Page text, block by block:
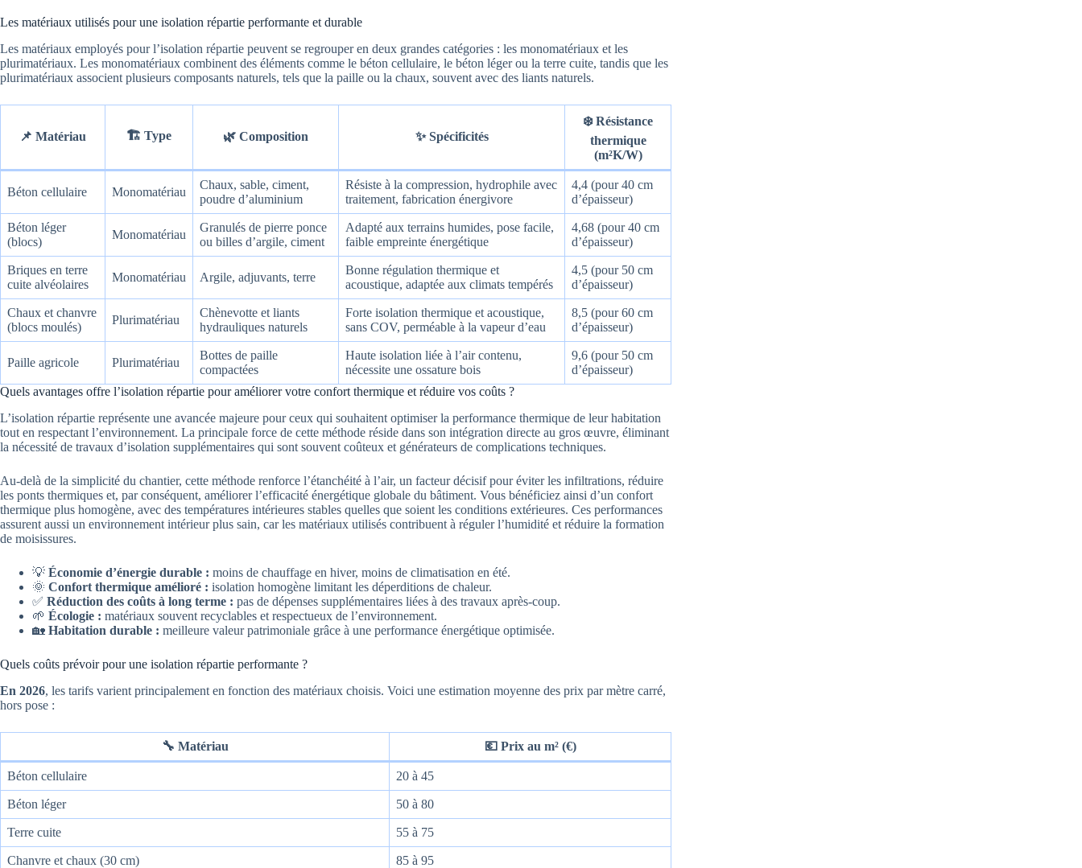
Les matériaux utilisés pour une isolation répartie performante et durable
Les matériaux employés pour l’isolation répartie peuvent se regrouper en deux grandes catégories : les monomatériaux et les
plurimatériaux. Les monomatériaux combinent des éléments comme le béton cellulaire, le béton léger ou la terre cuite, tandis que les
plurimatériaux associent plusieurs composants naturels, tels que la paille ou la chaux, souvent avec des liants naturels.
📌 Matériau 🏗️ Type 🌿 Composition ✨ Spécificités
❄️ Résistance
thermique
(m²K/W)
Béton cellulaire Monomatériau
Chaux, sable, ciment,
poudre d’aluminium
Résiste à la compression, hydrophile avec
traitement, fabrication énergivore
4,4 (pour 40 cm
d’épaisseur)
Béton léger
(blocs)
Monomatériau
Granulés de pierre ponce
ou billes d’argile, ciment
Adapté aux terrains humides, pose facile,
faible empreinte énergétique
4,68 (pour 40 cm
d’épaisseur)
Briques en terre
cuite alvéolaires
Monomatériau Argile, adjuvants, terre
Bonne régulation thermique et
acoustique, adaptée aux climats tempérés
4,5 (pour 50 cm
d’épaisseur)
Chaux et chanvre
(blocs moulés)
Plurimatériau
Chènevotte et liants
hydrauliques naturels
Forte isolation thermique et acoustique,
sans COV, perméable à la vapeur d’eau
8,5 (pour 60 cm
d’épaisseur)
Paille agricole Plurimatériau
Bottes de paille
compactées
Haute isolation liée à l’air contenu,
nécessite une ossature bois
9,6 (pour 50 cm
d’épaisseur)
Quels avantages offre l’isolation répartie pour améliorer votre confort thermique et réduire vos coûts ?
L’isolation répartie représente une avancée majeure pour ceux qui souhaitent optimiser la performance thermique de leur habitation
tout en respectant l’environnement. La principale force de cette méthode réside dans son intégration directe au gros œuvre, éliminant
la nécessité de travaux d’isolation supplémentaires qui sont souvent coûteux et générateurs de complications techniques.
Au-delà de la simplicité du chantier, cette méthode renforce l’étanchéité à l’air, un facteur décisif pour éviter les infiltrations, réduire
les ponts thermiques et, par conséquent, améliorer l’efficacité énergétique globale du bâtiment. Vous bénéficiez ainsi d’un confort
thermique plus homogène, avec des températures intérieures stables quelles que soient les conditions extérieures. Ces performances
assurent aussi un environnement intérieur plus sain, car les matériaux utilisés contribuent à réguler l’humidité et réduire la formation
de moisissures.
💡 Économie d’énergie durable : moins de chauffage en hiver, moins de climatisation en été.
🌞 Confort thermique amélioré : isolation homogène limitant les déperditions de chaleur.
✅ Réduction des coûts à long terme : pas de dépenses supplémentaires liées à des travaux après-coup.
🌱 Écologie : matériaux souvent recyclables et respectueux de l’environnement.
🏡 Habitation durable : meilleure valeur patrimoniale grâce à une performance énergétique optimisée.
Quels coûts prévoir pour une isolation répartie performante ?
En 2026, les tarifs varient principalement en fonction des matériaux choisis. Voici une estimation moyenne des prix par mètre carré,
hors pose :
🔧 Matériau 💶 Prix au m² (€)
Béton cellulaire 20 à 45
Béton léger 50 à 80
Terre cuite 55 à 75
Chanvre et chaux (30 cm) 85 à 95